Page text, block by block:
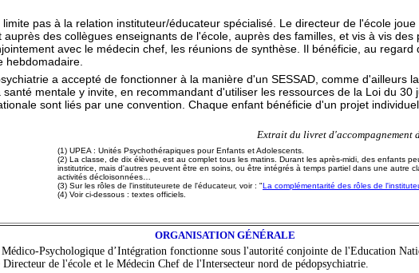
pas à la relation instituteur/éducateur spécialisé. Le directeur de l'école
auprès des collègues enseignants de l'école, auprès des familles, et vis à vis des
avec le médecin chef, les réunions de synthèse. Il bénéficie, au regard
hebdomadaire.
a accepté de fonctionner à la manière d'un SESSAD, comme d'ailleurs
santé mentale y invite, en recommandant d'utiliser les ressources de la Loi du 30
sont liés par une convention. Chaque enfant bénéficie d'un projet individuel.
Extrait du livret d'accompagnement
(1) UPEA : Unités Psychothérapiques pour Enfants et Adolescents.
(2) La classe, de dix élèves, est au complet tous les matins. Durant les après-midi, des enfants
institutrice, mais d'autres peuvent être en soins, ou être intégrés à temps partiel dans une autre
activités décloisonnées…
(3) Sur les rôles de l'instituteurete de l'éducateur, voir : "La complémentarité des rôles de
(4) Voir ci-dessous : textes officiels.
ORGANISATION GÉNÉRALE
Psychologique d’Intégration fonctionne sous l'autorité conjointe de l'Education
Directeur de l'école et le Médecin Chef de l'Intersecteur nord de pédopsychiatrie.